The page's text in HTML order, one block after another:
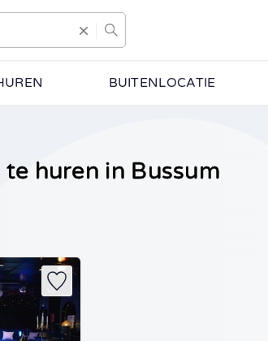
BUITENLOCATIE
huren in Bussum